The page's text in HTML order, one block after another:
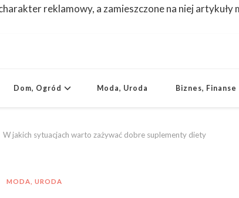
reklamowy, a zamieszczone na niej
Dom, Ogród Moda, Uroda Biznes, Finanse
W jakich sytuacjach warto zażywać dobre suplementy diety
MODA, URODA